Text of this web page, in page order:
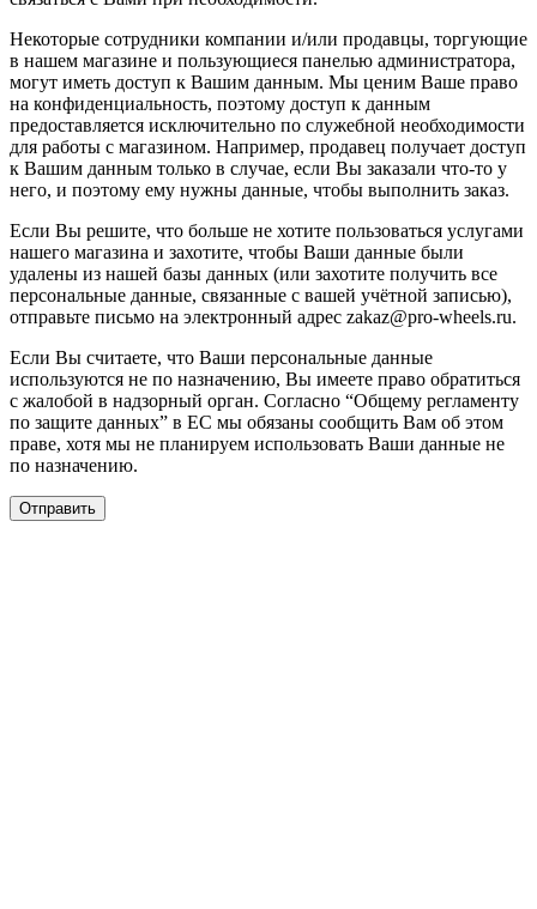
Некоторые сотрудники компании и/или продавцы, торгующие
в нашем магазине и пользующиеся панелью администратора,
могут иметь доступ к Вашим данным. Мы ценим Ваше право
на конфиденциальность, поэтому доступ к данным
предоставляется исключительно по служебной необходимости
для работы с магазином. Например, продавец получает доступ
к Вашим данным только в случае, если Вы заказали что-то у
него, и поэтому ему нужны данные, чтобы выполнить заказ.
Если Вы решите, что больше не хотите пользоваться услугами
нашего магазина и захотите, чтобы Ваши данные были
удалены из нашей базы данных (или захотите получить все
персональные данные, связанные с вашей учётной записью),
отправьте письмо на электронный адрес zakaz@pro-wheels.ru.
Если Вы считаете, что Ваши персональные данные
используются не по назначению, Вы имеете право обратиться
с жалобой в надзорный орган. Согласно “Общему регламенту
по защите данных” в ЕС мы обязаны сообщить Вам об этом
праве, хотя мы не планируем использовать Ваши данные не
по назначению.
Отправить